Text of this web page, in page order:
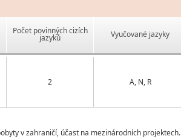
Počet povinných cizích
jazyků Vyučované jazyky
2 A, N, R
v zahraničí, účast na mezinárodních projektech.